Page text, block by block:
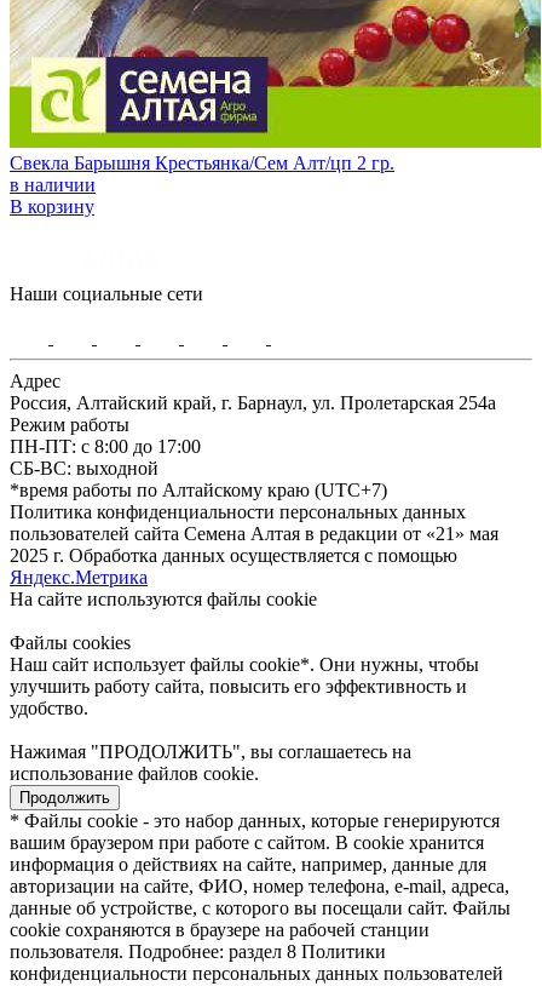
Свекла Барышня Крестьянка/Сем Алт/цп 2 гр.
в наличии
В корзину
Наши социальные сети
Адрес
Россия, Алтайский край, г. Барнаул, ул. Пролетарская 254а
Режим работы
ПН-ПТ: с 8:00 до 17:00
СБ-ВС: выходной
*время работы по Алтайскому краю (UTC+7)
Политика конфиденциальности персональных данных
пользователей сайта Семена Алтая в редакции от «21» мая
2025 г. Обработка данных осуществляется с помощью
Яндекс.Метрика
На сайте используются файлы сookie
Файлы cookies
Наш сайт использует файлы cookie*. Они нужны, чтобы
улучшить работу сайта, повысить его эффективность и
удобство.
Нажимая "ПРОДОЛЖИТЬ", вы соглашаетесь на
использование файлов cookie.
Продолжить
* Файлы cookie - это набор данных, которые генерируются
вашим браузером при работе с сайтом. В cookie хранится
информация о действиях на сайте, например, данные для
авторизации на сайте, ФИО, номер телефона, e-mail, адреса,
данные об устройстве, с которого вы посещали сайт. Файлы
cookie сохраняются в браузере на рабочей станции
пользователя. Подробнее: раздел 8 Политики
конфиденциальности персональных данных пользователей